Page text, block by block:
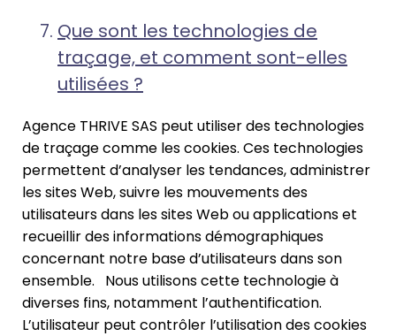
Que sont les technologies de
traçage, et comment sont-elles
utilisées ?
Agence THRIVE SAS peut utiliser des technologies
de traçage comme les cookies. Ces technologies
permettent d’analyser les tendances, administrer
les sites Web, suivre les mouvements des
utilisateurs dans les sites Web ou applications et
recueillir des informations démographiques
concernant notre base d’utilisateurs dans son
ensemble. Nous utilisons cette technologie à
diverses fins, notamment l’authentification.
L’utilisateur peut contrôler l’utilisation des cookies